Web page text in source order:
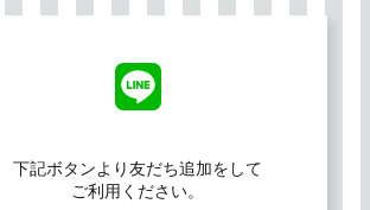
下記ボタンより友だち追加をして
ご利用ください。